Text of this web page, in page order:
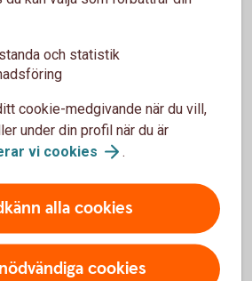
och statistik
cookie-medgivande när du vill,
under din profil när du är
vi cookies .
alla cookies
cookies